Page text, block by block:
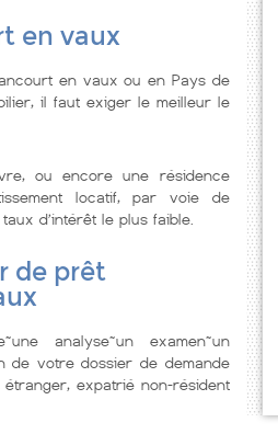
en vaux
en vaux ou en Pays de
il faut exiger le meilleur le
ou encore une résidence
locatif, par voie de
d’intérêt le plus faible.
de prêt
analyse~un examen~un
de votre dossier de demande
expatrié non-résident